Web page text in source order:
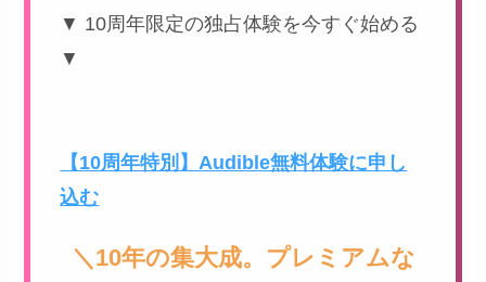
▼ 10周年限定の独占体験を今すぐ始める
▼
【10周年特別】Audible無料体験に申し
込む
＼10年の集大成。プレミアムな